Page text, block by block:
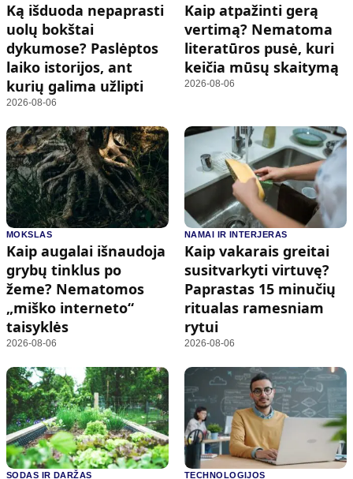
Ką išduoda nepaprasti
uolų bokštai
dykumose? Paslėptos
laiko istorijos, ant
kurių galima užlipti
2026-08-06
Kaip atpažinti gerą
vertimą? Nematoma
literatūros pusė, kuri
keičia mūsų skaitymą
2026-08-06
MOKSLAS
Kaip augalai išnaudoja
grybų tinklus po
žeme? Nematomos
„miško interneto“
taisyklės
2026-08-06
NAMAI IR INTERJERAS
Kaip vakarais greitai
susitvarkyti virtuvę?
Paprastas 15 minučių
ritualas ramesniam
rytui
2026-08-06
SODAS IR DARŽAS TECHNOLOGIJOS